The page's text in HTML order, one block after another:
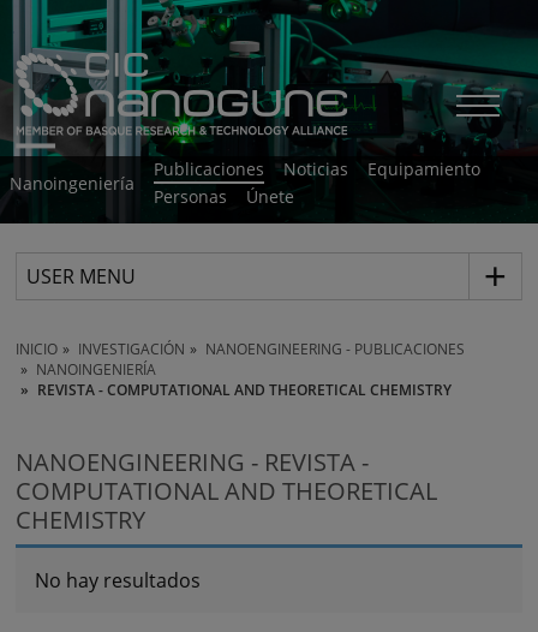
Nanoingeniería
Publicaciones Noticias
Equipamiento
Personas
Únete
USER MENU
INICIO INVESTIGACIÓN
NANOENGINEERING - PUBLICACIONES
NANOINGENIERÍA
REVISTA - COMPUTATIONAL AND THEORETICAL CHEMISTRY
NANOENGINEERING - REVISTA -
COMPUTATIONAL AND THEORETICAL
CHEMISTRY
No hay resultados